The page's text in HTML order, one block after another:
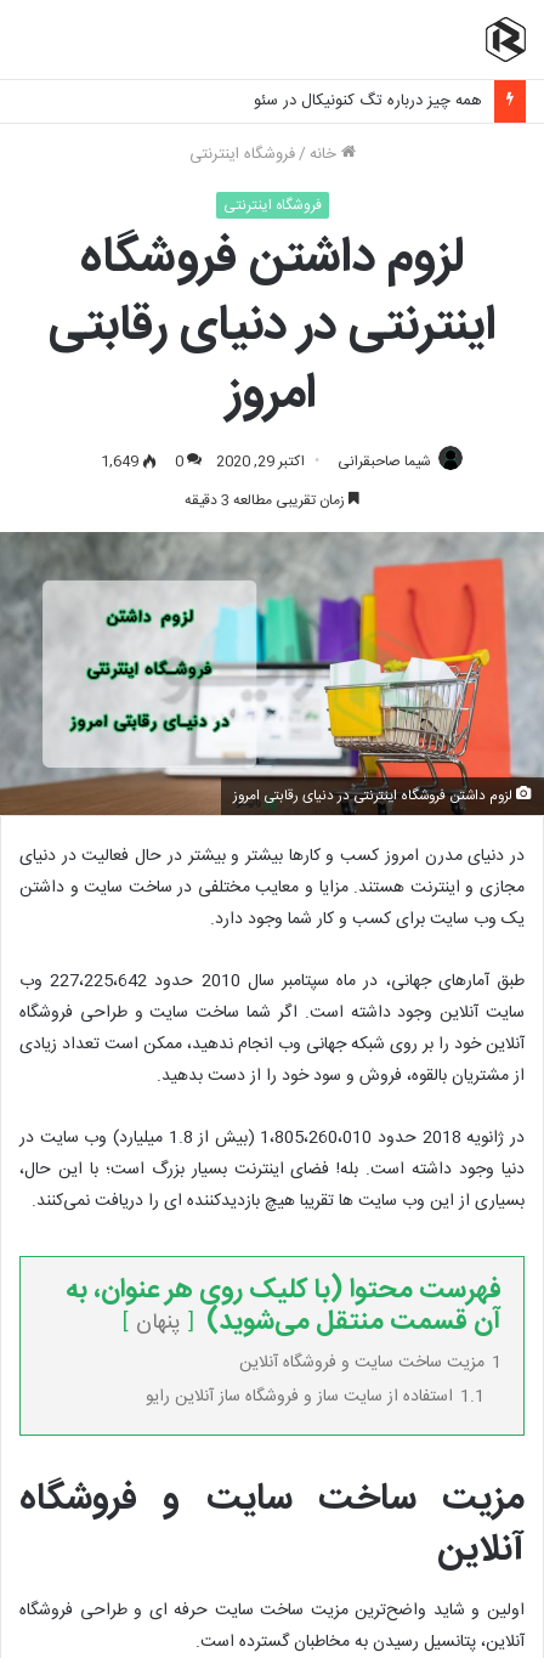
همه چیز درباره تگ کنونیکال در سئو
خانه/فروشگاه اینترنتی
فروشگاه اینترنتی
لزوم داشتن فروشگاه
اینترنتی در دنیای رقابتی
امروز
شیما صاحبقرانی اکتبر 29, 2020 0
1,649
زمان تقریبی مطالعه 3 دقیقه
لزوم داشتن فروشگاه اینترنتی در دنیای رقابتی امروز
در دنیای مدرن امروز کسب و کارها بیشتر و بیشتر در حال فعالیت در دنیای
مجازی و اینترنت هستند. مزایا و معایب مختلفی در ساخت سایت و داشتن
یک وب سایت برای کسب و کار شما وجود دارد.
طبق آمارهای جهانی، در ماه سپتامبر سال 2010 حدود 227،225،642 وب
سایت آنلاین وجود داشته است. اگر شما ساخت سایت و طراحی فروشگاه
آنلاین خود را بر روی شبکه جهانی وب انجام ندهید، ممکن است تعداد زیادی
از مشتریان بالقوه، فروش و سود خود را از دست بدهید.
در ژانویه 2018 حدود 1،805،260،010 (بیش از 1.8 میلیارد) وب سایت در
دنیا وجود داشته است. بله! فضای اینترنت بسیار بزرگ است؛ با این حال،
بسیاری از این وب سایت ها تقریبا هیچ بازدیدکننده ای را دریافت نمی‌کنند.
فهرست محتوا (با کلیک روی هر عنوان، به
آن قسمت منتقل می‌شوید) پنهان
1 مزیت ساخت سایت و فروشگاه آنلاین
1.1 استفاده از سایت ساز و فروشگاه ساز آنلاین رایو
مزیت ساخت سایت و فروشگاه
آنلاین
اولین و شاید واضح‌ترین مزیت ساخت سایت حرفه ای و طراحی فروشگاه
آنلاین، پتانسیل رسیدن به مخاطبان گسترده است.